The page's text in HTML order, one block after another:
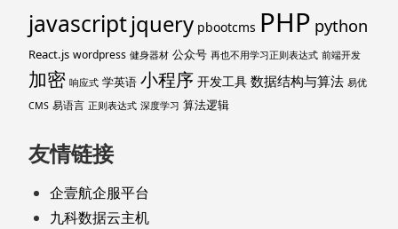
javascriptjquery pbootcms PHP python
React.js wordpress 健身器材 公众号 再也不用学习正则表达式 前端开发
加密 响应式 学英语 小程序 开发工具 数据结构与算法 易优
CMS 易语言 正则表达式 深度学习 算法逻辑
友情链接
企壹航企服平台
九科数据云主机